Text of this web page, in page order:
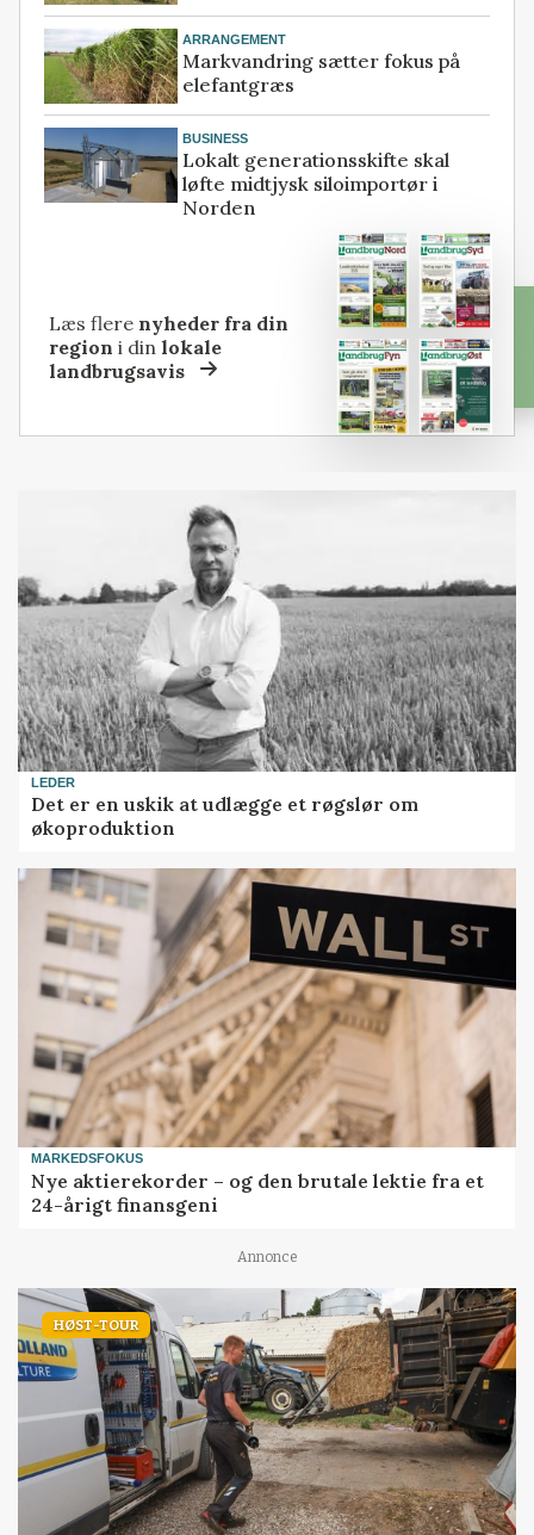
ARRANGEMENT
Markvandring sætter fokus på
elefantgræs
BUSINESS
Lokalt generationsskifte skal
løfte midtjysk siloimportør i
Norden
Læs flere nyheder fra din
region i dinlokale
landbrugsavis
LEDER
Det er en uskik at udlægge et røgslør om
økoproduktion
MARKEDSFOKUS
Nye aktierekorder – og den brutale lektie fra et
24-årigt finansgeni
Annonce
HØST-TOUR